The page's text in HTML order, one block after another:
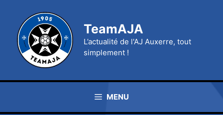
contenu
TeamAJA
L’actualité de l'AJ Auxerre, tout
simplement !
MENU